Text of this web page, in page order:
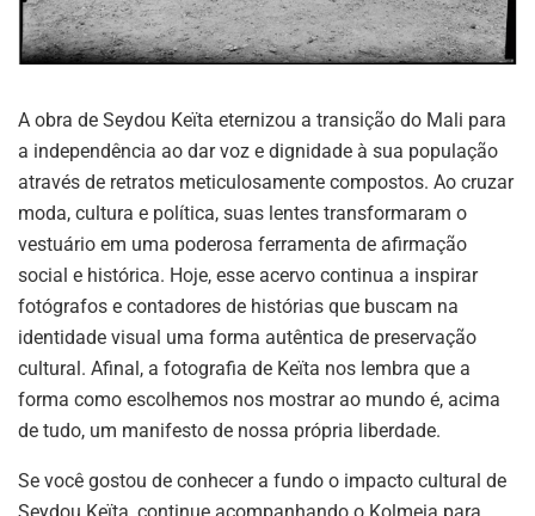
A obra de Seydou Keïta eternizou a transição do Mali para
a independência ao dar voz e dignidade à sua população
através de retratos meticulosamente compostos. Ao cruzar
moda, cultura e política, suas lentes transformaram o
vestuário em uma poderosa ferramenta de afirmação
social e histórica. Hoje, esse acervo continua a inspirar
fotógrafos e contadores de histórias que buscam na
identidade visual uma forma autêntica de preservação
cultural. Afinal, a fotografia de Keïta nos lembra que a
forma como escolhemos nos mostrar ao mundo é, acima
de tudo, um manifesto de nossa própria liberdade.
Se você gostou de conhecer a fundo o impacto cultural de